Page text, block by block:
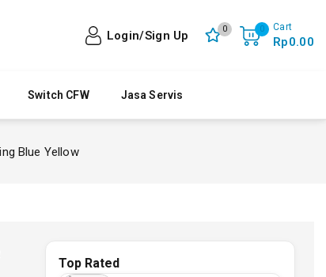
Login/Sign Up 0 0 Cart
Rp0.00
Switch CFW Jasa Servis
Blue Yellow
Top Rated